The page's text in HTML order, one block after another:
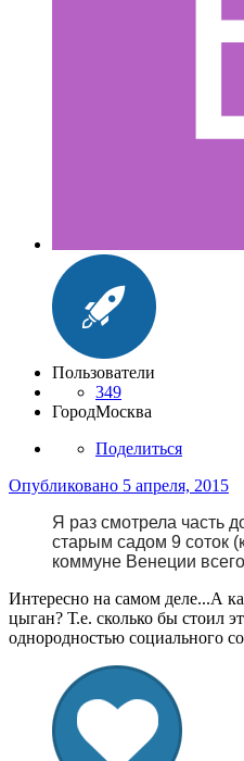
Пользователи
349
ГородМосква
Поделиться
Опубликовано 5 апреля, 2015
Я раз смотрела часть
старым садом 9 соток
коммуне Венеции
Интересно на самом деле...А
цыган? Т.е. сколько бы стоил
однородностью социального